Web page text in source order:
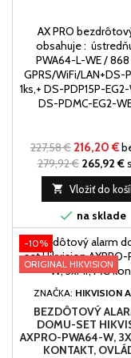
AX PRO
obsahuje :
PWA64-L-WE / 868
GPRS/WiFi/LAN+DS-
1ks,+ DS-PDP15P-
DS-PDMC-EG2-
227,58 € 216,20 €
279,92 € 265,92 €
 Vložiť do
 na sklade
-10%
ORIGINAL HIKVISION
ZNAČKA: HIKVISION
BEZDÔTOVÝ
DOMU-SET
AXPRO-PWA64-W,
KONTAKT,